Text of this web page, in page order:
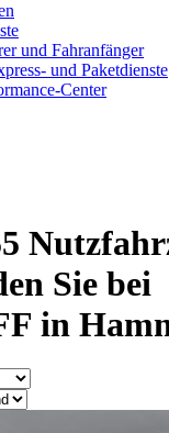
und Fahranfänger
und Paketdienste
Center
Sie bei
in